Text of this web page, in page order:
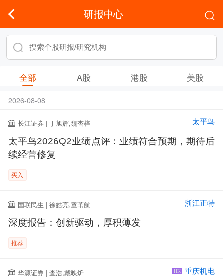
研报中心
全部 A股 港股 美股
2026-08-08
长江证券 | 于旭辉,魏杏梓 太平鸟
太平鸟2026Q2业绩点评：业绩符合预期，期待后
续经营修复
买入
国联民生 | 徐皓亮,童苇航 浙江正特
深度报告：创新驱动，厚积薄发
推荐
华源证券 | 查浩,戴映炘 HK 重庆机电